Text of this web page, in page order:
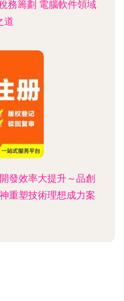
務籌劃 電腦軟件領域
道
發效率大提升～品創
重塑技術理想成力案